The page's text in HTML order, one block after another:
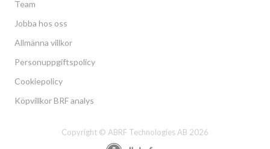
Team
Jobba hos oss
Allmänna villkor
Personuppgiftspolicy
Cookiepolicy
Köpvillkor BRF analys
Copyright © ABRF Technologies AB 2026